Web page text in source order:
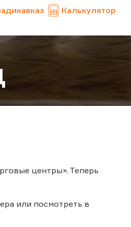
Калькулятор
центры». Теперь
или посмотреть в